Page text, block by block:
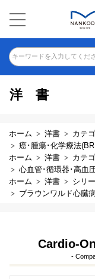
キーワードを入力してくだ
洋書
ホーム 洋書 カテ
癌･腫瘍･化学療法
ホーム
洋書 カテ
心血管･循環器･高血
ホーム
洋書 シリ
ブラウンワルド心臓
Cardio-
-